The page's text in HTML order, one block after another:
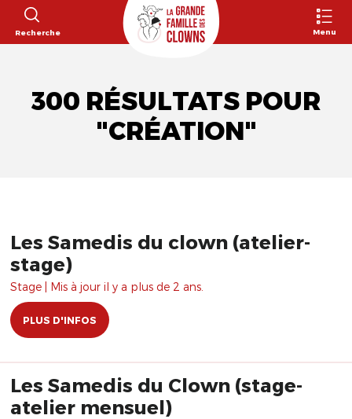
Recherche Menu
300 RÉSULTATS POUR
"CRÉATION"
Les Samedis du clown (atelier-
stage)
Stage | Mis à jour il y a plus de 2 ans.
PLUS D'INFOS
Les Samedis du Clown (stage-
atelier mensuel)